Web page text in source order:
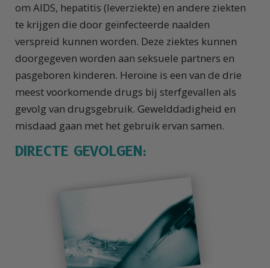
om AIDS, hepatitis (leverziekte) en andere ziekten
te krijgen die door geïnfecteerde naalden
verspreid kunnen worden. Deze ziektes kunnen
doorgegeven worden aan seksuele partners en
pasgeboren kinderen. Heroïne is een van de drie
meest voorkomende drugs bij sterfgevallen als
gevolg van drugsgebruik. Gewelddadigheid en
misdaad gaan met het gebruik ervan samen.
DIRECTE GEVOLGEN: